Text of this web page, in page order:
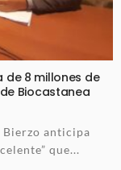
de 8 millones de
Biocastanea
Bierzo anticipa
que...